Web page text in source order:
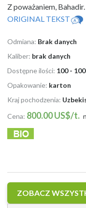
Z poważaniem,
ORIGINAL TEKST
Odmiana: Brak danych
Kaliber: brak danych
Dostępne ilości: 100 -
Opakowanie: karton
Kraj pochodzenia:
Cena: 800.00 US$/t.
ZOBACZ